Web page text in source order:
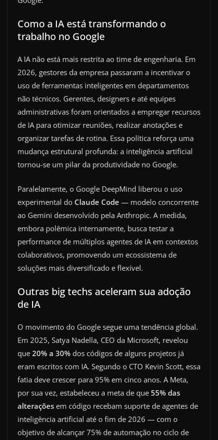
Como a IA está transformando o
trabalho no Google
A IA não está mais restrita ao time de engenharia. Em
2026, gestores da empresa passaram a incentivar o
uso de ferramentas inteligentes em departamentos
não técnicos. Gerentes, designers e até equipes
administrativas foram orientados a empregar recursos
de IA para otimizar reuniões, realizar anotações e
organizar tarefas de rotina. Essa política reforça uma
mudança estrutural profunda: a inteligência artificial
tornou-se um pilar da produtividade no Google.
Paralelamente, o Google DeepMind liberou o uso
experimental do Claude Code — modelo concorrente
ao Gemini desenvolvido pela Anthropic. A medida,
embora polêmica internamente, busca testar a
performance de múltiplos agentes de IA em contextos
colaborativos, promovendo um ecossistema de
soluções mais diversificado e flexível.
Outras big techs aceleram sua adoção
de IA
O movimento do Google segue uma tendência global.
Em 2025, Satya Nadella, CEO da Microsoft, revelou
que 20% a 30% dos códigos de alguns projetos já
eram escritos com IA. Segundo o CTO Kevin Scott, essa
fatia deve crescer para 95% em cinco anos. A Meta,
por sua vez, estabeleceu a meta de que 55% das
alterações em código recebam suporte de agentes de
inteligência artificial até o fim de 2026 — com o
objetivo de alcançar 75% de automação no ciclo de